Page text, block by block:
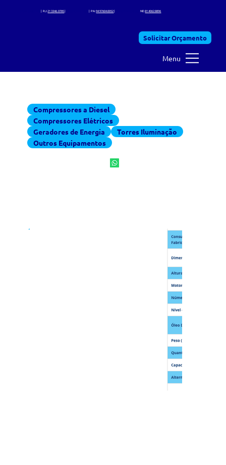
| RJ:21 3346. 0785 | PA:94 97604.0052 NE:81 4062.8896
Solicitar Orçamento
Menu
Compressores a Diesel
Compressores Elétricos
Geradores de Energia
Torres Iluminação
Outros Equipamentos